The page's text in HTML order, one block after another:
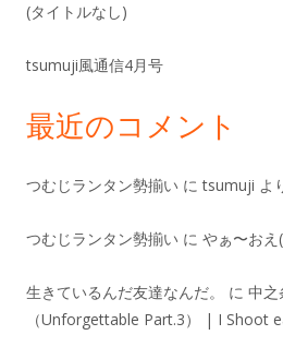
(タイトルなし)
tsumuji風通信4月号
最近のコメント
つむじランタン勢揃い にtsumuji よ
つむじランタン勢揃い に やぁ〜お
生きているんだ友達なんだ。 に 中
（Unforgettable Part.3） | I Shoot